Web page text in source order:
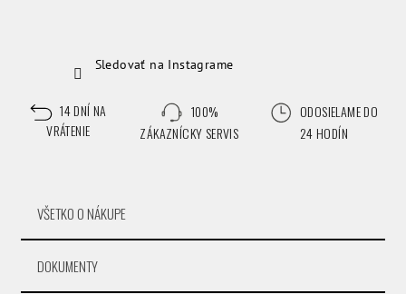
Sledovať na Instagrame
14 DNÍ NA
VRÁTENIE
100%
ZÁKAZNÍCKY SERVIS
ODOSIELAME DO
24 HODÍN
VŠETKO O NÁKUPE
DOKUMENTY